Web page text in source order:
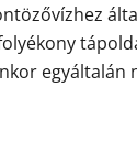
egyáltalán